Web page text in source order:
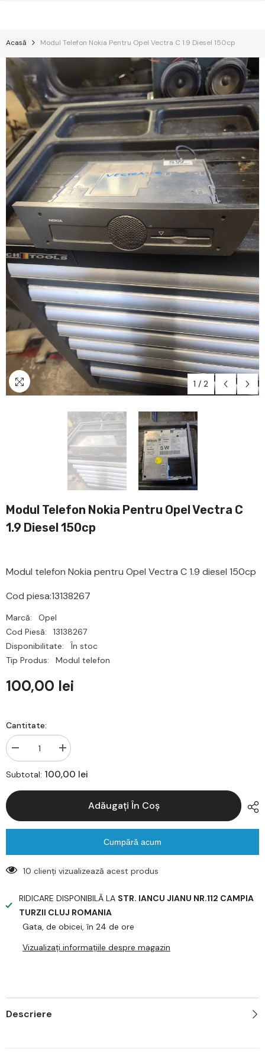
Acasă Modul Telefon Nokia Pentru Opel Vectra C 1.9 Diesel 150cp
1 / 2
Modul Telefon Nokia Pentru Opel Vectra C
1.9 Diesel 150cp
Modul telefon Nokia pentru Opel Vectra C 1.9 diesel 150cp
Cod piesa:13138267
Marcă:
Opel
Cod Piesă:
13138267
Disponibilitate:
În stoc
Tip Produs:
Modul telefon
100,00 lei
Cantitate:
Reduceți
cantitatea
pentru
Modul
Vectra
C
Creșteți
cantitatea
pentru
Modul
Vectra
C
Subtotal: 100,00 lei
Adăugați În Coș
Cumpără acum
10 clienți vizualizează acest produs
RIDICARE DISPONIBILĂ LA STR. IANCU JIANU NR.112 CAMPIA
TURZII CLUJ ROMANIA
Gata, de obicei, în 24 de ore
Vizualizați informațiile despre magazin
Descriere